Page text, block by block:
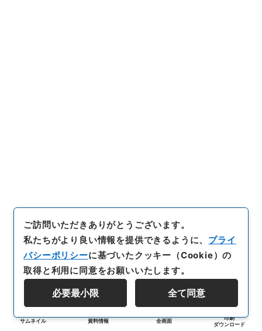
サムネイル 資料情報 全画面
印刷
ダウンロード
ご訪問いただきありがとうございます。
私たちがより良い情報を提供できるように、 プライ
バシーポリシーに基づいたクッキー（Cookie）の
取得と利用に同意をお願いいたします。
必要最小限 全て同意